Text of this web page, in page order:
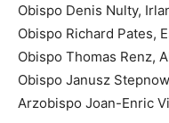
Obispo Denis Nulty,
Obispo Richard Pates,
Obispo Thomas Renz,
Obispo Janusz
Arzobispo Joan-Enric